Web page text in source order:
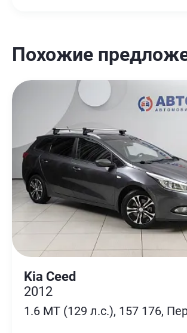
Похожие
Kia Ceed
2012
1.6 MT (129 л.с.), 157 176,